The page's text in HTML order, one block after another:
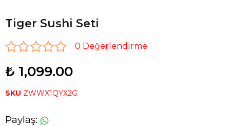
Tiger Sushi Seti
0 Değerlendirme
₺ 1,099.00
SKU ZWWX1QYX2G
Paylaş: